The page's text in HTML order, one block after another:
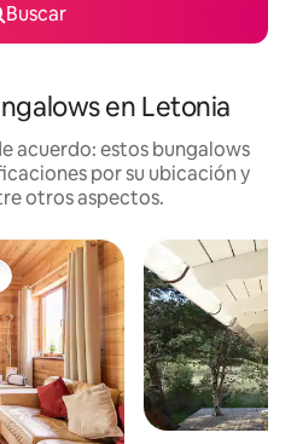
Buscar
en Letonia
acuerdo: estos bungalows
por su ubicación y
otros aspectos.